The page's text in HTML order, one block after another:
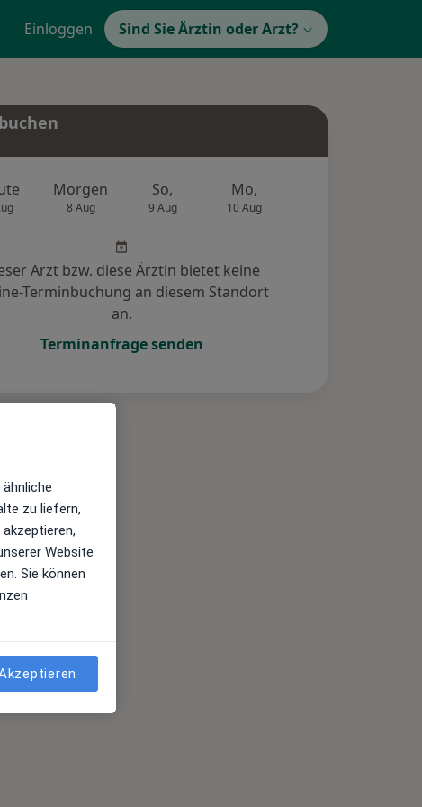
Einloggen Sind Sie Ärztin oder Arzt?
Morgen
8 Aug
So,
9 Aug
Mo,
10 Aug
Arzt bzw. diese Ärztin bietet keine
Terminbuchung an diesem Standort
an.
Terminanfrage senden
zu liefern,
Website
Sie können